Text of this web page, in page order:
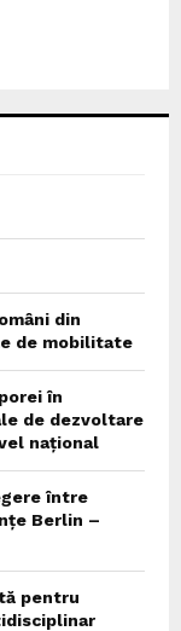
din
de mobilitate
în
de dezvoltare
național
între
Berlin –
pentru